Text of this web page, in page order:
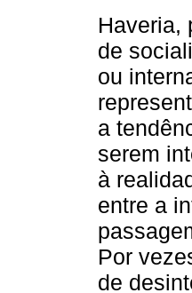
Haveria,
de
ou
a
serem
à
entre a
Por
de